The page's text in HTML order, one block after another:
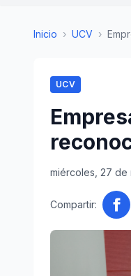
Inicio › UCV ›
UCV
miércoles, 27 de
Compartir: